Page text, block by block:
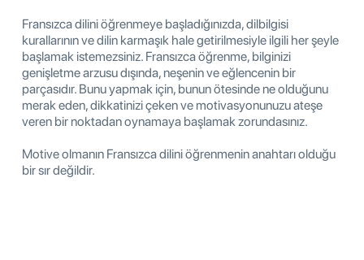
Fransızca dilini öğrenmeye başladığınızda, dilbilgisi
kurallarının ve dilin karmaşık hale getirilmesiyle ilgili her şeyle
başlamak istemezsiniz. Fransızca öğrenme, bilginizi
genişletme arzusu dışında, neşenin ve eğlencenin bir
parçasıdır. Bunu yapmak için, bunun ötesinde ne olduğunu
merak eden, dikkatinizi çeken ve motivasyonunuzu ateşe
veren bir noktadan oynamaya başlamak zorundasınız.
Motive olmanın Fransızca dilini öğrenmenin anahtarı olduğu
bir sır değildir.